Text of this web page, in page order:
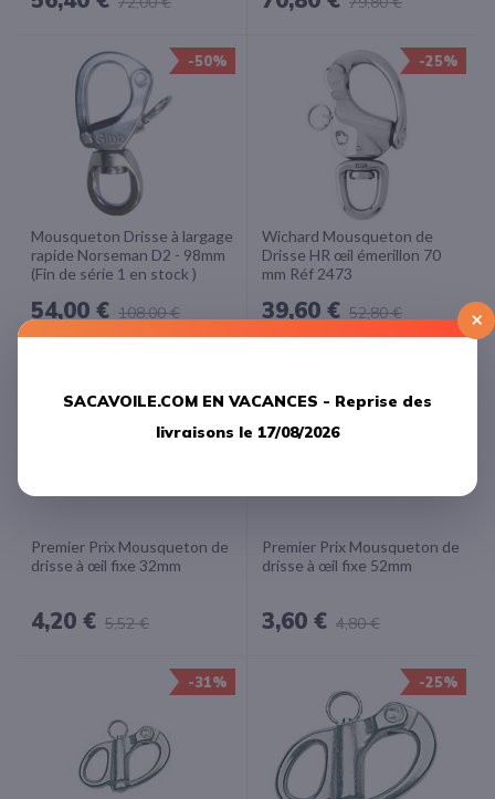
-50%
Mousqueton Drisse à largage
rapide Norseman D2 - 98mm
(Fin de série 1 en stock )
54,00 € 108,00 €
-25%
Wichard Mousqueton de
Drisse HR œil émerillon 70
mm Réf 2473
39,60 € 52,80 €
Premier Prix Mousqueton de
drisse à œil fixe 32mm
4,20 € 5,52 €
Premier Prix Mousqueton de
drisse à œil fixe 52mm
3,60 € 4,80 €
-31% -25%
×
SACAVOILE.COM EN VACANCES - Reprise des
livraisons le 17/08/2026